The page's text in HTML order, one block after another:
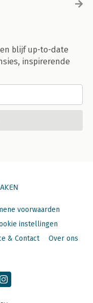
blijf up-to-date
inspirerende
voorwaarden
instellingen
& Contact Over ons